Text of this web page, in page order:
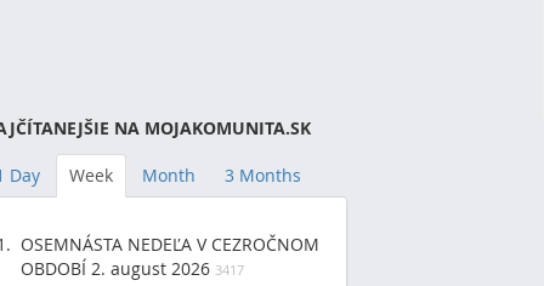
NA MOJAKOMUNITA.SK
Day Week Month 3 Months
OSEMNÁSTA NEDEĽA V CEZROČNOM
OBDOBÍ 2. august 2026 3417